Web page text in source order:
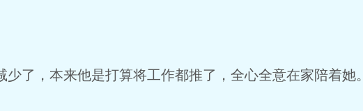
了，本来他是打算将工作都推了，全心全意在家陪着她。